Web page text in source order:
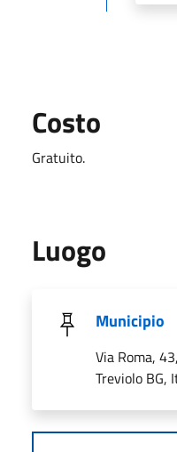
Costo
Gratuito.
Luogo
Municipio
Via Roma,
Treviolo BG,